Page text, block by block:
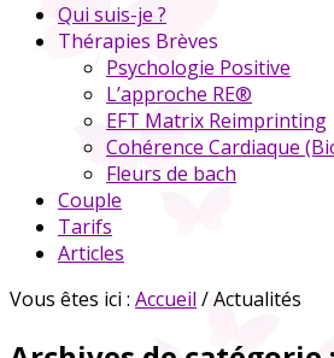
Qui suis-je ?
Thérapies Brèves
Psychologie Positive
L’approche RE®
EFT Matrix Reimprinting
Cohérence Cardiaque
Fleurs de bach
Couple
Tarifs
Articles
Vous êtes ici : Accueil / Actualités